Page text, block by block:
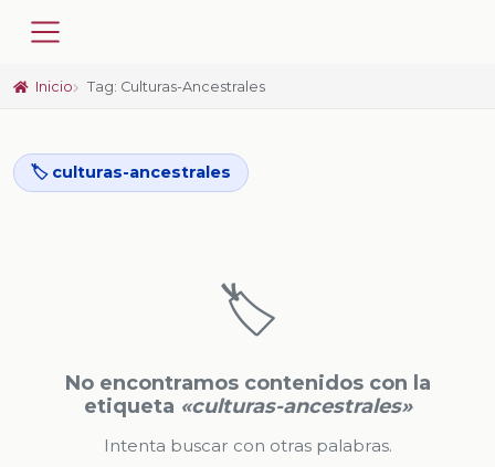
Inicio Tag: Culturas-Ancestrales
🏷️ culturas-ancestrales
🏷️
No encontramos contenidos con la
etiqueta «culturas-ancestrales»
Intenta buscar con otras palabras.